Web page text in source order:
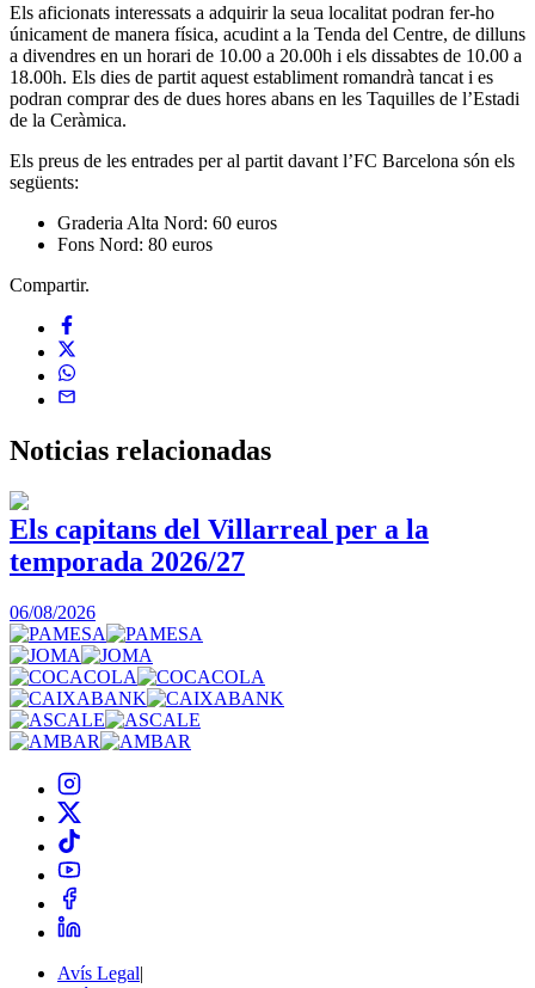
Els aficionats interessats a adquirir la seua localitat podran fer-ho
únicament de manera física, acudint a la Tenda del Centre, de dilluns
a divendres en un horari de 10.00 a 20.00h i els dissabtes de 10.00 a
18.00h. Els dies de partit aquest establiment romandrà tancat i es
podran comprar des de dues hores abans en les Taquilles de l’Estadi
de la Ceràmica.
Els preus de les entrades per al partit davant l’FC Barcelona són els
següents:
Graderia Alta Nord: 60 euros
Fons Nord: 80 euros
Compartir.
Noticias relacionadas
Els capitans del Villarreal per a la
temporada 2026/27
06/08/2026
Avís Legal|